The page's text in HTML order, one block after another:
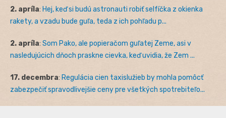
2. apríla: Hej, keď si budú astronauti robiť selfíčka z okienka
rakety, a vzadu bude guľa, teda z ich pohľadu p...
2. apríla: Som Pako, ale popieračom guľatej Zeme, asi v
nasledujúcich dňoch praskne cievka, keď uvidia, že Zem ...
17. decembra: Regulácia cien taxislužieb by mohla pomôcť
zabezpečiť spravodlivejšie ceny pre všetkých spotrebiteľo...